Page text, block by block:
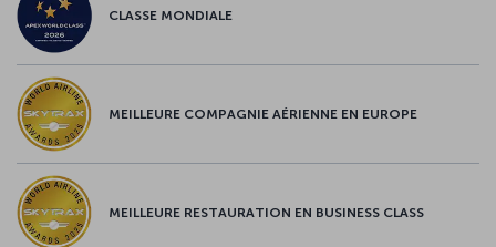
CLASSE MONDIALE
MEILLEURE COMPAGNIE AÉRIENNE EN EUROPE
MEILLEURE RESTAURATION EN BUSINESS CLASS